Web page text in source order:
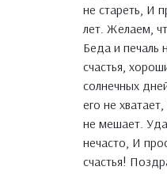
не стареть, И
лет. Желаем,
Беда и печаль
счастья,
солнечных
его не
не мешает.
нечасто, И
счастья!